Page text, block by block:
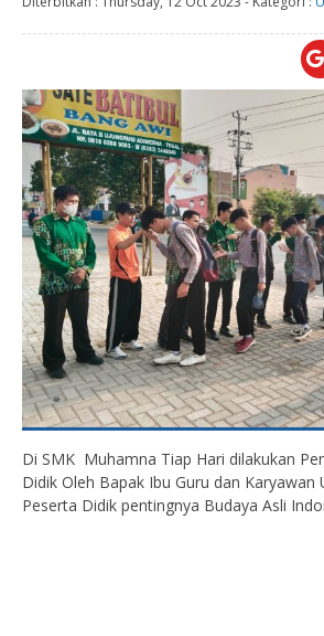
Di SMK Muhamna Tiap Hari dilakukan
Didik Oleh Bapak Ibu Guru dan Karyawan
Peserta Didik pentingnya Budaya Asli